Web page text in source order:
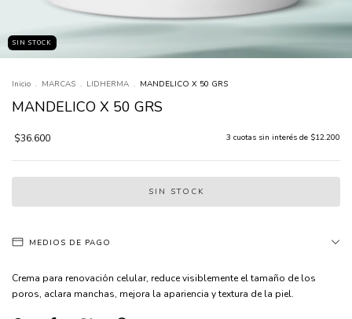
SIN STOCK
Inicio . MARCAS . LIDHERMA . MANDELICO X 50 GRS
MANDELICO X 50 GRS
$36.600 3 cuotas sin interés de $12.200
MEDIOS DE PAGO
Crema para renovación celular, reduce visiblemente el tamaño de los
poros, aclara manchas, mejora la apariencia y textura de la piel.